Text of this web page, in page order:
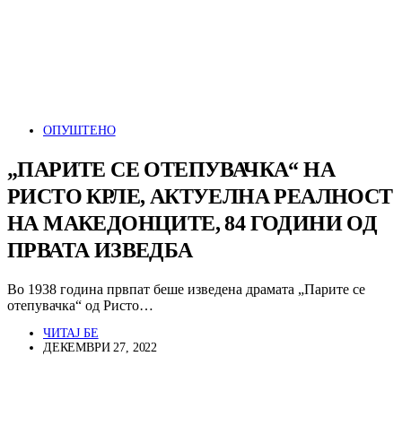
ОПУШТЕНО
„ПАРИТЕ СЕ ОТЕПУВАЧКА“ НА
РИСТО КРЛЕ, АКТУЕЛНА РЕАЛНОСТ
НА МАКЕДОНЦИТЕ, 84 ГОДИНИ ОД
ПРВАТА ИЗВЕДБА
Во 1938 година првпат беше изведена драмата „Парите се
отепувачка“ од Ристо…
ЧИТАЈ БЕ
ДЕКЕМВРИ 27, 2022